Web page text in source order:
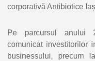
corporativă Antibiotice
Pe parcursul anului
comunicat investitorilor
businessului, precum